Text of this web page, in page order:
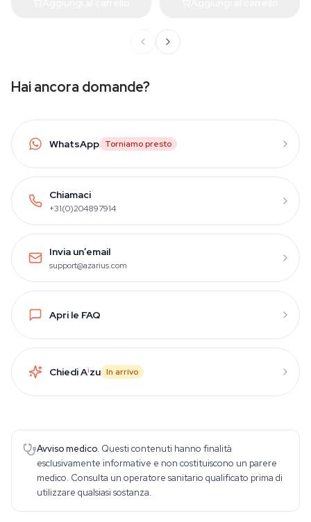
Hai ancora domande?
WhatsApp Torniamo presto
Chiamaci
+31(0)204897914
Invia un’email
support@azarius.com
Apri le FAQ
Chiedi Aizu In arrivo
Avviso medico. Questi contenuti hanno finalità
esclusivamente informative e non costituiscono un parere
medico. Consulta un operatore sanitario qualificato prima di
utilizzare qualsiasi sostanza.